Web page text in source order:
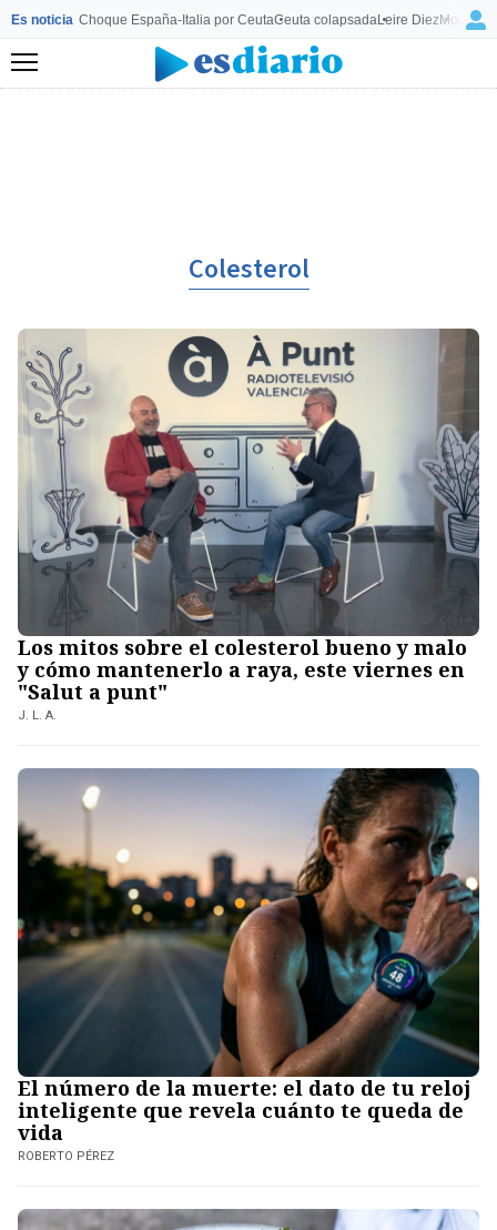
Es noticia Choque España-Italia por CeutaCeuta colapsadaLeire Diez
Menú
Colesterol
Los mitos sobre el colesterol bueno y malo
y cómo mantenerlo a raya, este viernes en
"Salut a punt"
J. L. A.
El número de la muerte: el dato de tu reloj
inteligente que revela cuánto te queda de
vida
ROBERTO PÉREZ